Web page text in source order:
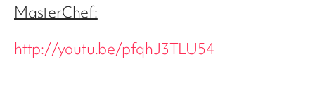
MasterChef:
http://youtu.be/pfqhJ3TLU54